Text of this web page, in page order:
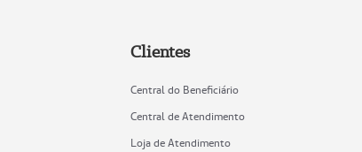
Clientes
Central do Beneficiário
Central de Atendimento
Loja de Atendimento